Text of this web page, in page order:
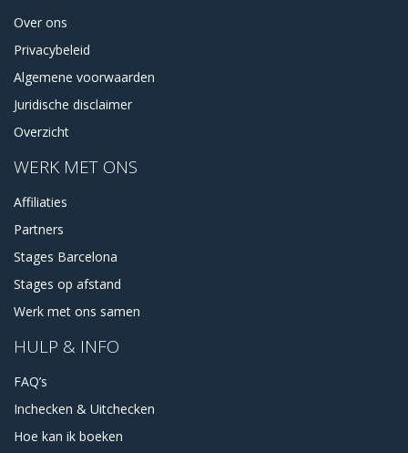
Over ons
Privacybeleid
Algemene voorwaarden
Juridische disclaimer
Overzicht
WERK MET ONS
Affiliaties
Partners
Stages Barcelona
Stages op afstand
Werk met ons samen
HULP & INFO
FAQ’s
Inchecken & Uitchecken
Hoe kan ik boeken